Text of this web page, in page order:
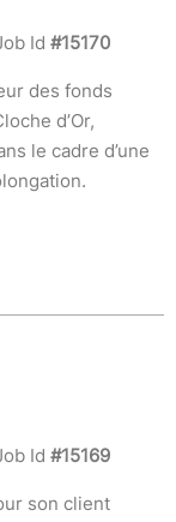
Id #15170
des fonds
d’Or,
le cadre d’une
Id #15169
son client